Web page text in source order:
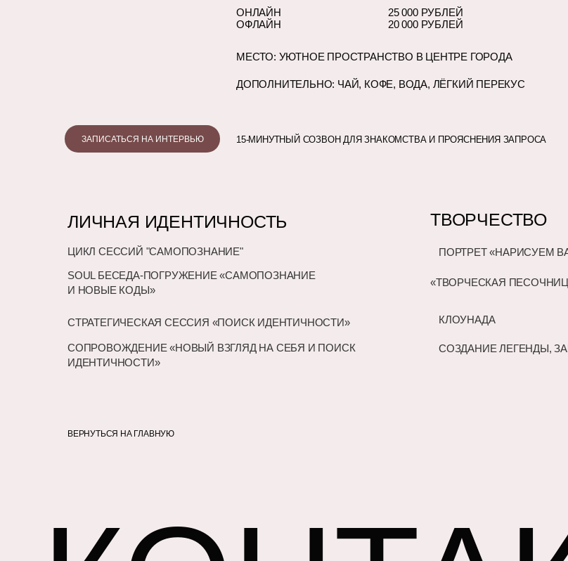
ЗАПИСАТЬСЯ НА ИНТЕРВЬЮ
ВЕРНУТЬСЯ НА ГЛАВНУЮ
15-МИНУТНЫЙ СОЗВОН ДЛЯ ЗНАКОМСТВА И ПРОЯСНЕНИЯ ЗАПРОСА
20 000 РУБЛЕЙ
ОНЛАЙН
ОФЛАЙН
25 000 РУБЛЕЙ
СОПРОВОЖДЕНИЕ «НОВЫЙ ВЗГЛЯД НА СЕБЯ И ПОИСК
ИДЕНТИЧНОСТИ»
СТРАТЕГИЧЕСКАЯ СЕССИЯ «ПОИСК ИДЕНТИЧНОСТИ»
SOUL БЕСЕДА-ПОГРУЖЕНИЕ «САМОПОЗНАНИЕ
И НОВЫЕ КОДЫ»
ЦИКЛ СЕССИЙ "САМОПОЗНАНИЕ"
ТВОРЧЕСТВО
КЛОУНАДА
«ТВОРЧЕСКАЯ
СОЗДАНИЕ ЛЕГЕНДЫ,
ПОРТРЕТ «НАРИСУЕМ
МЕСТО: УЮТНОЕ ПРОСТРАНСТВО В ЦЕНТРЕ ГОРОДА
ДОПОЛНИТЕЛЬНО: ЧАЙ, КОФЕ, ВОДА, ЛЁГКИЙ ПЕРЕКУС
ЛИЧНАЯ ИДЕНТИЧНОСТЬ